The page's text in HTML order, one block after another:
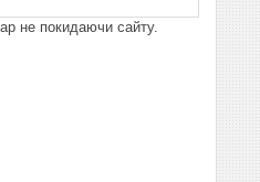
не покидаючи сайту.